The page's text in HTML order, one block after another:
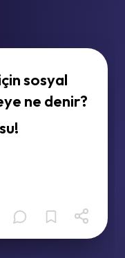
sosyal
ne denir?